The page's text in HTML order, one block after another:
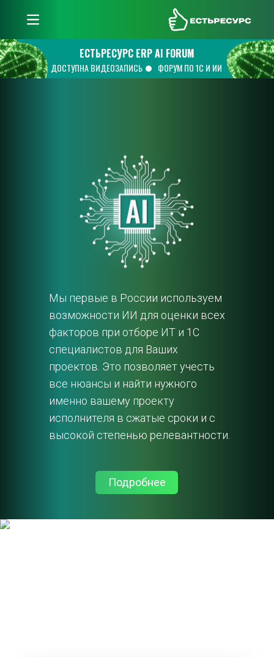
ЕстьРесурс
ЕСТЬРЕСУРС ERP AI FORUM
ДОСТУПНА ВИДЕОЗАПИСЬ ФОРУМ ПО 1С И ИИ
Мы первые в России используем
возможности ИИ для оценки всех
факторов при отборе ИТ и 1С
специалистов для Ваших
проектов. Это позволяет учесть
все нюансы и найти нужного
именно вашему проекту
исполнителя в сжатые сроки и с
высокой степенью релевантности.
Подробнее